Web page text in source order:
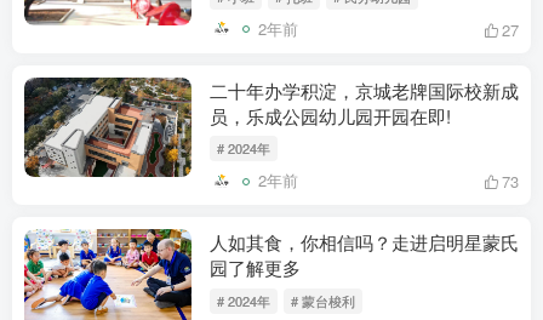
2年前 27
二十年办学积淀，京城老牌国际校新成
员，乐成公园幼儿园开园在即!
# 2024年
2年前 73
人如其食，你相信吗？走进启明星蒙氏
园了解更多
# 2024年 # 蒙台梭利